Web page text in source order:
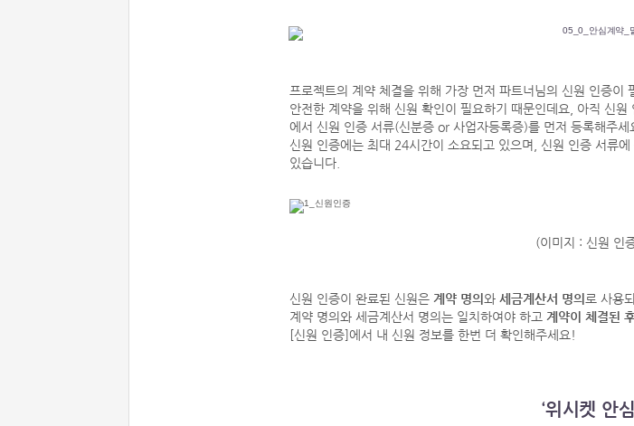
프로젝트의 계약 체결을 위해 가장 먼저 파트너님의 신원 인증이
안전한 계약을 위해 신원 확인이 필요하기 때문인데요, 아직 신원
에서 신원 인증 서류(신분증 or 사업자등록증)를 먼저 등록해주세
신원 인증에는 최대 24시간이 소요되고 있으며, 신원 인증 서류
있습니다.
(이미지 : 신원 인
신원 인증이 완료된 신원은 계약 명의 와 세금계산서 명의 로 사용
계약 명의와 세금계산서 명의는 일치하여야 하고 계약이 체결된
[신원 인증]에서 내 신원 정보를 한번 더 확인해주세요!
‘위시켓 안